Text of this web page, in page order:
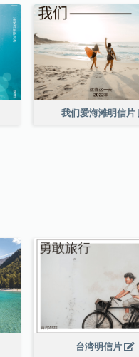
我们爱海滩明信片
台湾明信片